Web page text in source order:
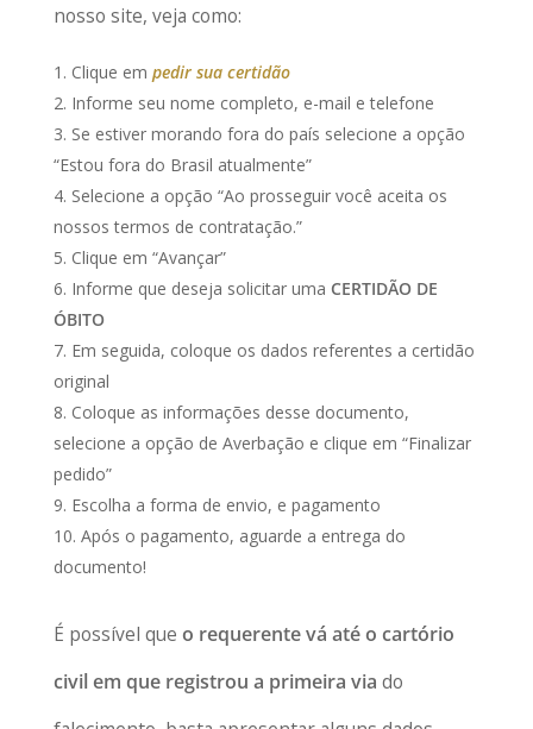
nosso site, veja como:
Clique em pedir sua certidão
Informe seu nome completo, e-mail e telefone
Se estiver morando fora do país selecione a opção
“Estou fora do Brasil atualmente”
Selecione a opção “Ao prosseguir você aceita os
nossos termos de contratação.”
Clique em “Avançar”
Informe que deseja solicitar uma CERTIDÃO DE
ÓBITO
Em seguida, coloque os dados referentes a certidão
original
Coloque as informações desse documento,
selecione a opção de Averbação e clique em “Finalizar
pedido”
Escolha a forma de envio, e pagamento
Após o pagamento, aguarde a entrega do
documento!
É possível que o requerente vá até o cartório
civil em que registrou a primeira via do